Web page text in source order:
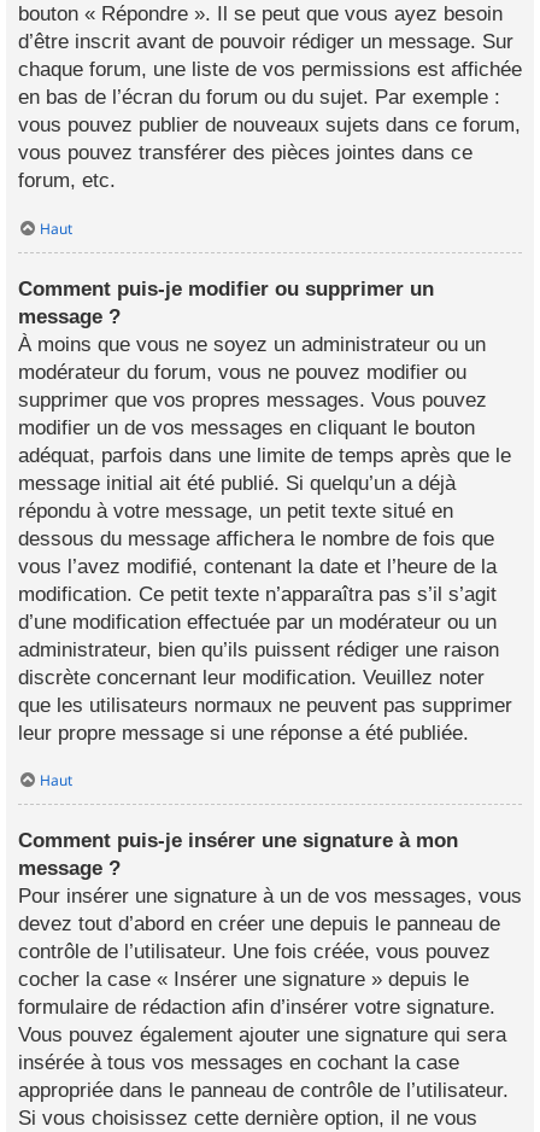
bouton « Répondre ». Il se peut que vous ayez besoin
d’être inscrit avant de pouvoir rédiger un message. Sur
chaque forum, une liste de vos permissions est affichée
en bas de l’écran du forum ou du sujet. Par exemple :
vous pouvez publier de nouveaux sujets dans ce forum,
vous pouvez transférer des pièces jointes dans ce
forum, etc.
Haut
Comment puis-je modifier ou supprimer un
message ?
À moins que vous ne soyez un administrateur ou un
modérateur du forum, vous ne pouvez modifier ou
supprimer que vos propres messages. Vous pouvez
modifier un de vos messages en cliquant le bouton
adéquat, parfois dans une limite de temps après que le
message initial ait été publié. Si quelqu’un a déjà
répondu à votre message, un petit texte situé en
dessous du message affichera le nombre de fois que
vous l’avez modifié, contenant la date et l’heure de la
modification. Ce petit texte n’apparaîtra pas s’il s’agit
d’une modification effectuée par un modérateur ou un
administrateur, bien qu’ils puissent rédiger une raison
discrète concernant leur modification. Veuillez noter
que les utilisateurs normaux ne peuvent pas supprimer
leur propre message si une réponse a été publiée.
Haut
Comment puis-je insérer une signature à mon
message ?
Pour insérer une signature à un de vos messages, vous
devez tout d’abord en créer une depuis le panneau de
contrôle de l’utilisateur. Une fois créée, vous pouvez
cocher la case « Insérer une signature » depuis le
formulaire de rédaction afin d’insérer votre signature.
Vous pouvez également ajouter une signature qui sera
insérée à tous vos messages en cochant la case
appropriée dans le panneau de contrôle de l’utilisateur.
Si vous choisissez cette dernière option, il ne vous